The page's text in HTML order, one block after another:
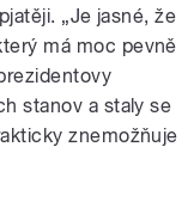
„Je jasné, že
má moc pevně
stanov a staly se
znemožňuje